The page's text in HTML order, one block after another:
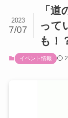
「
って
も！
2023
7/07
イベント情報